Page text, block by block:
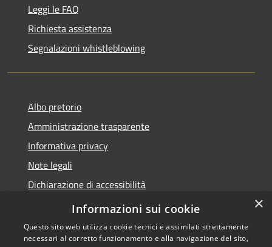
Leggi le FAQ
Richiesta assistenza
Segnalazioni whistleblowing
Albo pretorio
Amministrazione trasparente
Informativa privacy
Note legali
Dichiarazione di accessibilità
Meccanismo di Feedback
×
Informazioni sui cookie
Questo sito web utilizza cookie tecnici e assimilati strettamente
necessari al corretto funzionamento e alla navigazione del sito,